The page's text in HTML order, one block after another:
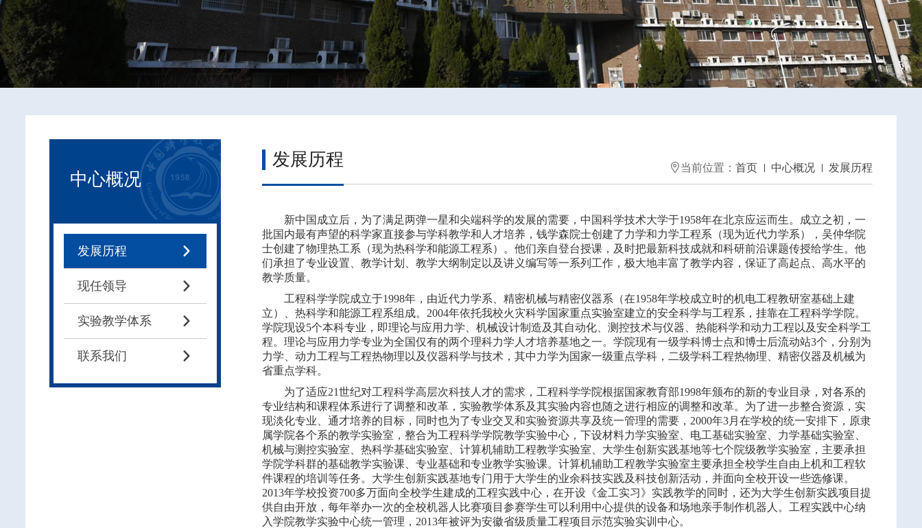
中心概况
发展历程 
现任领导 
实验教学体系 
联系我们 
当前位置： 首页 中心概况 发展历程
发展历程
新中国成立后，为了满足两弹一星和尖端科学的发展的需要，中国科学技术大学于1958年在北京应运而生。成立之初，一
批国内最有声望的科学家直接参与学科教学和人才培养，钱学森院士创建了力学和力学工程系（现为近代力学系），吴仲华院
士创建了物理热工系（现为热科学和能源工程系）。他们亲自登台授课，及时把最新科技成就和科研前沿课题传授给学生。他
们承担了专业设置、教学计划、教学大纲制定以及讲义编写等一系列工作，极大地丰富了教学内容，保证了高起点、高水平的
教学质量。
工程科学学院成立于1998年，由近代力学系、精密机械与精密仪器系（在1958年学校成立时的机电工程教研室基础上建
立）、热科学和能源工程系组成。2004年依托我校火灾科学国家重点实验室建立的安全科学与工程系，挂靠在工程科学学院。
学院现设5个本科专业，即理论与应用力学、机械设计制造及其自动化、测控技术与仪器、热能科学和动力工程以及安全科学工
程。理论与应用力学专业为全国仅有的两个理科力学人才培养基地之一。学院现有一级学科博士点和博士后流动站3个，分别为
力学、动力工程与工程热物理以及仪器科学与技术，其中力学为国家一级重点学科，二级学科工程热物理、精密仪器及机械为
省重点学科。
为了适应21世纪对工程科学高层次科技人才的需求，工程科学学院根据国家教育部1998年颁布的新的专业目录，对各系的
专业结构和课程体系进行了调整和改革，实验教学体系及其实验内容也随之进行相应的调整和改革。为了进一步整合资源，实
现淡化专业、通才培养的目标，同时也为了专业交叉和实验资源共享及统一管理的需要，2000年3月在学校的统一安排下，原隶
属学院各个系的教学实验室，整合为工程科学学院教学实验中心，下设材料力学实验室、电工基础实验室、力学基础实验室、
机械与测控实验室、热科学基础实验室、计算机辅助工程教学实验室、大学生创新实践基地等七个院级教学实验室，主要承担
学院学科群的基础教学实验课、专业基础和专业教学实验课。计算机辅助工程教学实验室主要承担全校学生自由上机和工程软
件课程的培训等任务。大学生创新实践基地专门用于大学生的业余科技实践及科技创新活动，并面向全校开设一些选修课。
2013年学校投资700多万面向全校学生建成的工程实践中心，在开设《金工实习》实践教学的同时，还为大学生创新实践项目提
供自由开放，每年举办一次的全校机器人比赛项目参赛学生可以利用中心提供的设备和场地亲手制作机器人。工程实践中心纳
入学院教学实验中心统一管理，2013年被评为安徽省级质量工程项目示范实验实训中心。